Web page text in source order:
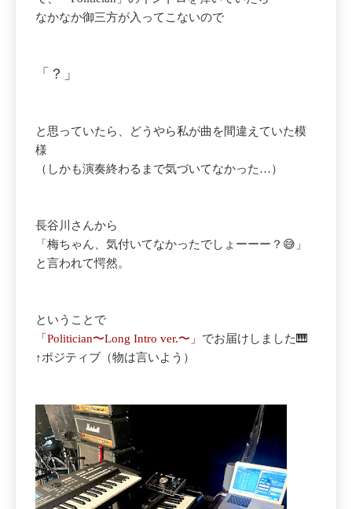
なかなか御三方が入ってこないので
「？」
と思っていたら、どうやら私が曲を間違えていた模
様
（しかも演奏終わるまで気づいてなかった…）
長谷川さんから
「梅ちゃん、気付いてなかったでしょーーー？😅」
と言われて愕然。
ということで
「Politician〜Long Intro ver.〜」 でお届けしました🎹
↑ポジティブ（物は言いよう）